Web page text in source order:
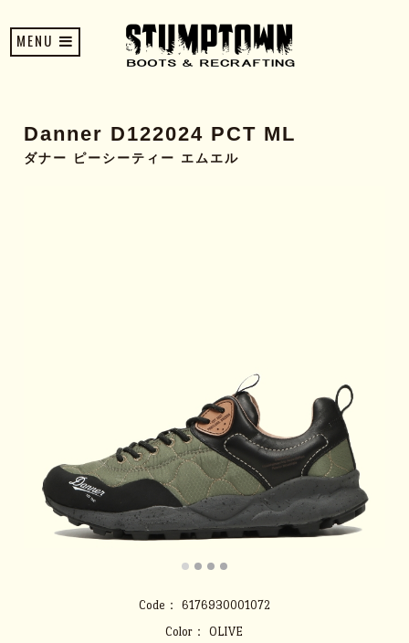
MENU
Danner D122024 PCT ML
ダナー ピーシーティー エムエル
Code：
6176930001072
Color：
OLIVE